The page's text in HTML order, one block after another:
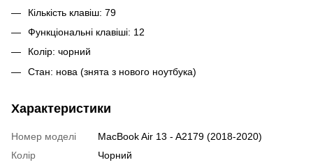
Кількість клавіш: 79
Функціональні клавіші: 12
Колір: чорний
Стан: нова (знята з нового ноутбука)
Характеристики
Номер моделі
MacBook Air 13 - A2179 (2018-2020)
Колір
Чорний